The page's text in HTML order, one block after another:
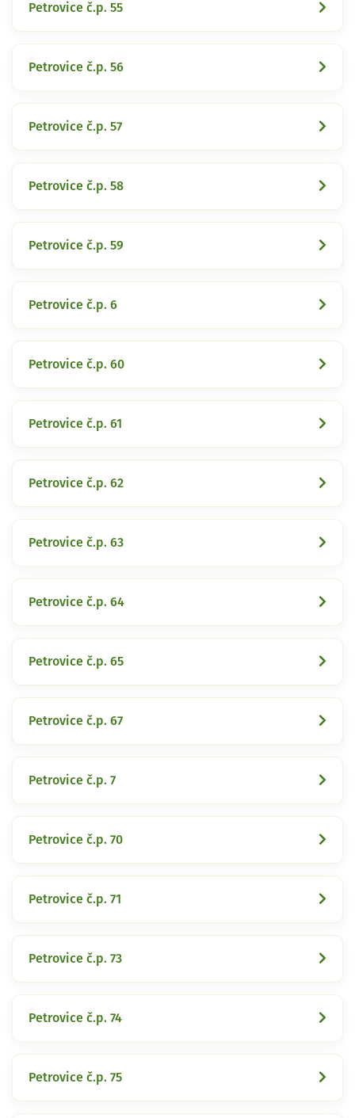
Petrovice č.p. 55
Petrovice č.p. 56
Petrovice č.p. 57
Petrovice č.p. 58
Petrovice č.p. 59
Petrovice č.p. 6
Petrovice č.p. 60
Petrovice č.p. 61
Petrovice č.p. 62
Petrovice č.p. 63
Petrovice č.p. 64
Petrovice č.p. 65
Petrovice č.p. 67
Petrovice č.p. 7
Petrovice č.p. 70
Petrovice č.p. 71
Petrovice č.p. 73
Petrovice č.p. 74
Petrovice č.p. 75